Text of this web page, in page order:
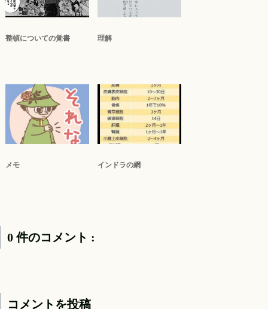
整頓についての覚書 理解
メモ インドラの網
0 件のコメント :
コメントを投稿